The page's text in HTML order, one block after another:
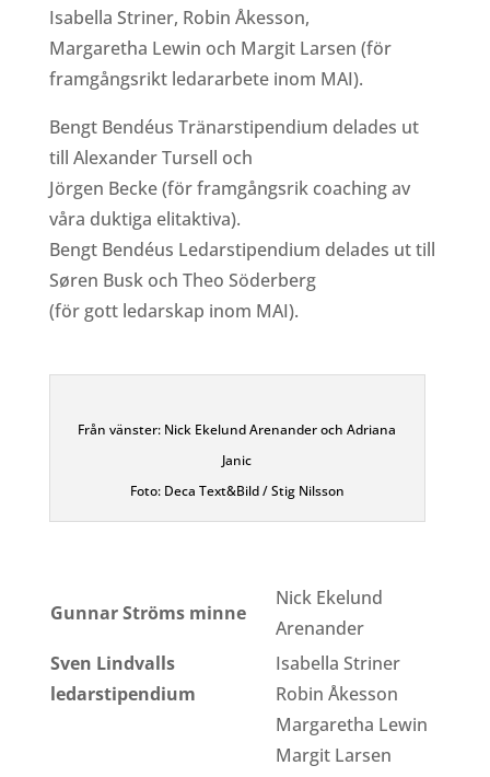
Isabella Striner, Robin Åkesson,
Margaretha Lewin och Margit Larsen (för
framgångsrikt ledararbete inom MAI).
Bengt Bendéus Tränarstipendium delades ut
till Alexander Tursell och
Jörgen Becke (för framgångsrik coaching av
våra duktiga elitaktiva).
Bengt Bendéus Ledarstipendium delades ut till
Søren Busk och Theo Söderberg
(för gott ledarskap inom MAI).
Från vänster: Nick Ekelund Arenander och Adriana
Janic
Foto: Deca Text&Bild / Stig Nilsson
Gunnar Ströms minne
Nick Ekelund
Arenander
Sven Lindvalls
ledarstipendium
Isabella Striner
Robin Åkesson
Margaretha Lewin
Margit Larsen